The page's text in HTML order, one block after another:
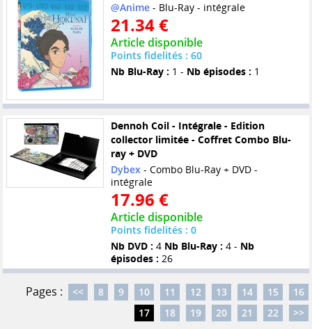
@Anime- Blu-Ray - intégrale
21.34 €
Article disponible
Points fidelités : 60
Nb Blu-Ray : 1 - Nb épisodes : 1
Dennoh Coil - Intégrale - Edition
collector limitée - Coffret Combo Blu-
ray + DVD
Dybex- Combo Blu-Ray + DVD -
intégrale
17.96 €
Article disponible
Points fidelités : 0
Nb DVD : 4 Nb Blu-Ray : 4 - Nb
épisodes : 26
Pages : << 8 9 10 11 12 13 14 15
16
17
18 19 20 21 22 >>